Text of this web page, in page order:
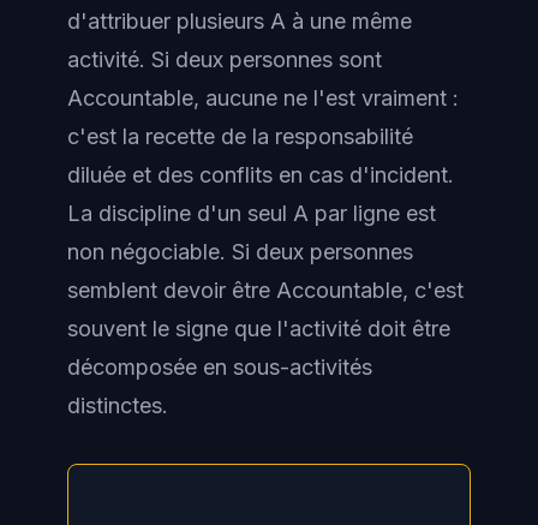
d'attribuer plusieurs A à une même
activité. Si deux personnes sont
Accountable, aucune ne l'est vraiment :
c'est la recette de la responsabilité
diluée et des conflits en cas d'incident.
La discipline d'un seul A par ligne est
non négociable. Si deux personnes
semblent devoir être Accountable, c'est
souvent le signe que l'activité doit être
décomposée en sous-activités
distinctes.